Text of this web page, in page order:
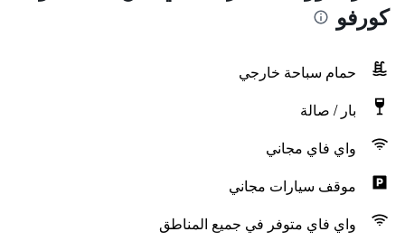
كورفو
حمام سباحة خارجي
بار / صالة
واي فاي مجاني
موقف سيارات مجاني
واي فاي متوفر في جميع المناطق